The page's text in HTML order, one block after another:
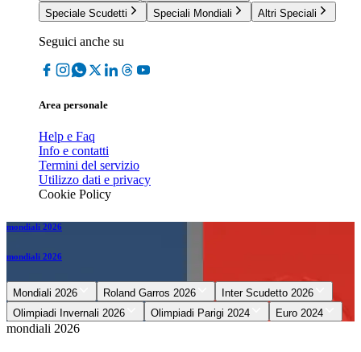
Speciale Scudetti
Speciali Mondiali Altri Speciali
Seguici anche su
Area personale
Help e Faq
Info e contatti
Termini del servizio
Utilizzo dati e privacy
Cookie Policy
mondiali 2026
mondiali 2026
Mondiali 2026 Roland Garros 2026
Inter Scudetto 2026
Olimpiadi Invernali 2026
Olimpiadi Parigi 2024 Euro 2024
mondiali 2026